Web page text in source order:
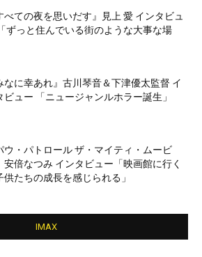
べての夜を思いだす』見上 愛 インタビュ
ずっと住んでいる街のような大事な場
なに幸あれ』古川琴音＆下津優太監督 イ
ビュー 「ニュージャンルホラー誕生」
ウ・パトロール ザ・マイティ・ムービ
安倍なつみ インタビュー「映画館に行く
供たちの成長を感じられる」
IMAX